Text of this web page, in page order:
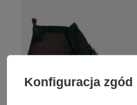
Konfiguracja zgód